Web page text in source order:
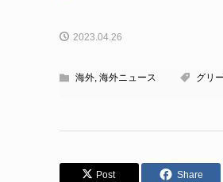
2023.04.26
海外, 海外ニュース グリ
Post Share